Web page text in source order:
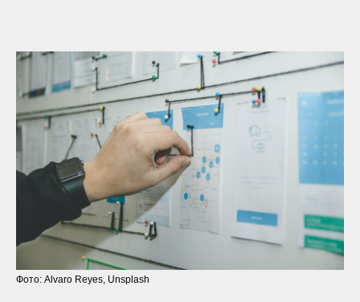
Фото: Alvaro Reyes, Unsplash